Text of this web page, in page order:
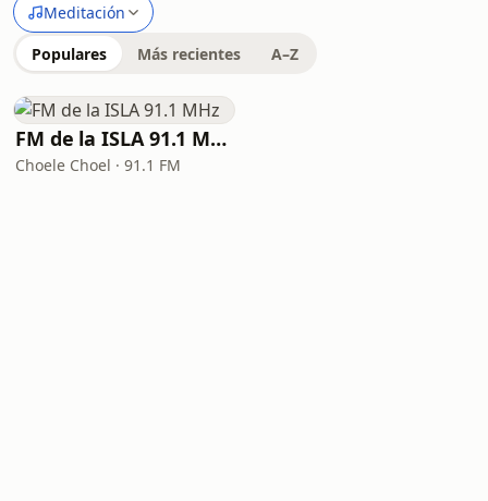
Meditación
Populares Más recientes A–Z
FM de la ISLA 91.1 MHz
Choele Choel · 91.1 FM